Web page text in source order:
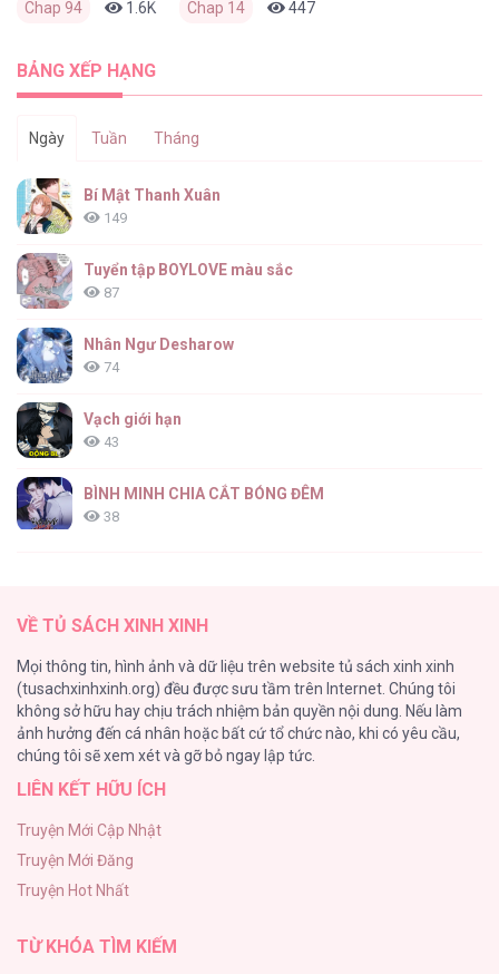
Chap 94 1.6K 0 1 tháng trước
Chap 14 447
BẢNG XẾP HẠNG
Ngày Tuần Tháng
Bí Mật Thanh Xuân
149
Tuyển tập BOYLOVE màu sắc
87
Nhân Ngư Desharow
74
Vạch giới hạn
43
BÌNH MINH CHIA CẮT BÓNG ĐÊM
38
26
Rổn Nước Lì
26
Tuyển Tập Manhwa Côn Trùng
Phạm Luật
25
VỀ TỦ SÁCH XINH XINH
Mọi thông tin, hình ảnh và dữ liệu trên website tủ sách xinh xinh
(tusachxinhxinh.org) đều được sưu tầm trên Internet. Chúng tôi
không sở hữu hay chịu trách nhiệm bản quyền nội dung. Nếu làm
ảnh hưởng đến cá nhân hoặc bất cứ tổ chức nào, khi có yêu cầu,
chúng tôi sẽ xem xét và gỡ bỏ ngay lập tức.
LIÊN KẾT HỮU ÍCH
Truyện Mới Cập Nhật
Truyện Mới Đăng
Truyện Hot Nhất
TỪ KHÓA TÌM KIẾM